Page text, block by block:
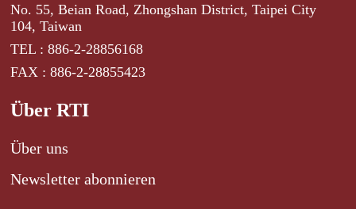
No. 55, Beian Road, Zhongshan District, Taipei City
104, Taiwan
TEL : 886-2-28856168
FAX : 886-2-28855423
Über RTI
Über uns
Newsletter abonnieren